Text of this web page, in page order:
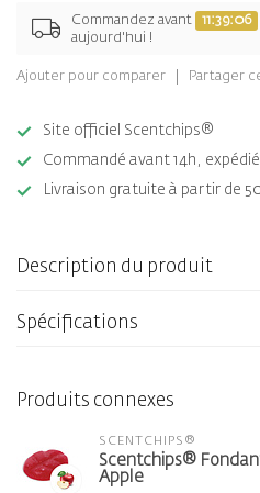
Commandez avant 11:39:06
aujourd'hui !
Ajouter pour comparer Partager
Site officiel Scentchips®
Commandé avant 14h,
Livraison gratuite à partir de
Description du produit
Spécifications
Produits connexes
SCENTCHIPS®
Scentchips®
Apple